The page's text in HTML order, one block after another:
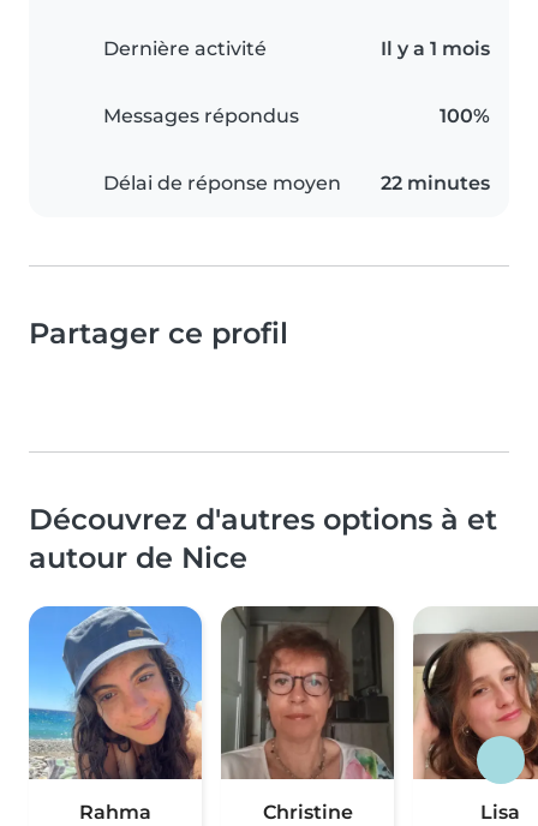
Dernière activité Il y a 1 mois
Messages répondus 100%
Délai de réponse moyen 22 minutes
Partager ce profil
Découvrez d'autres options à et
autour de Nice
Rahma Christine Lisa